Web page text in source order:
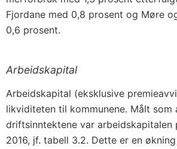
Fjordane med 0,8 prosent og Møre
0,6 prosent.
Arbeidskapital
Arbeidskapital (eksklusive
likviditeten til kommunene. Målt som
driftsinntektene var arbeidskapitalen
2016, jf. tabell 3.2. Dette er en